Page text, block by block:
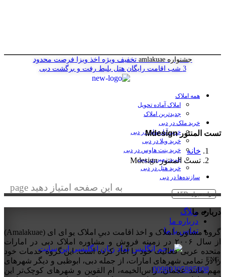
جشنواره amlakuae تخفیف ویژه اخذ ویزا فرصت محدود
3 شب اقامت رایگان هتل
بلیط رفت و برگشت دبی
همه املاک
املاک آماده تحویل
جدیدترین املاک
خرید ملک در دبی
خرید آپارتمان در دبی
خرید ویلا در دبی
خرید پنت هاوس در دبی
خرید زمین در دبی
خرید هتل در دبی
سازنده‌ها در دبی
واحد پول: AED
وبلاگ
درباره ما
تماس با ما
ENG
00989305885808
تست المنتور Mdesign
خانه
تست المنتور Mdesign
به این صفحه امتیاز دهید page
درباره ما
گروه مشاوره املاک و اخذ اقامت دبیِ املاک یو ای ای (Amalakuae)
از سال ۲۰۰۶ در زمینه فروش و مشاوره املاک دبی در امارات
متحده عربی فعالیت خود را آغاز کرده است. این گروه خدمات خود
را در تمامی شهرهای امارات، از جمله دبی، ابوظبی و دیگر شهرهای
مهم مانند عجمان، راس‌الخیمه، ام القوین و شهرهای کوچک‌تر این